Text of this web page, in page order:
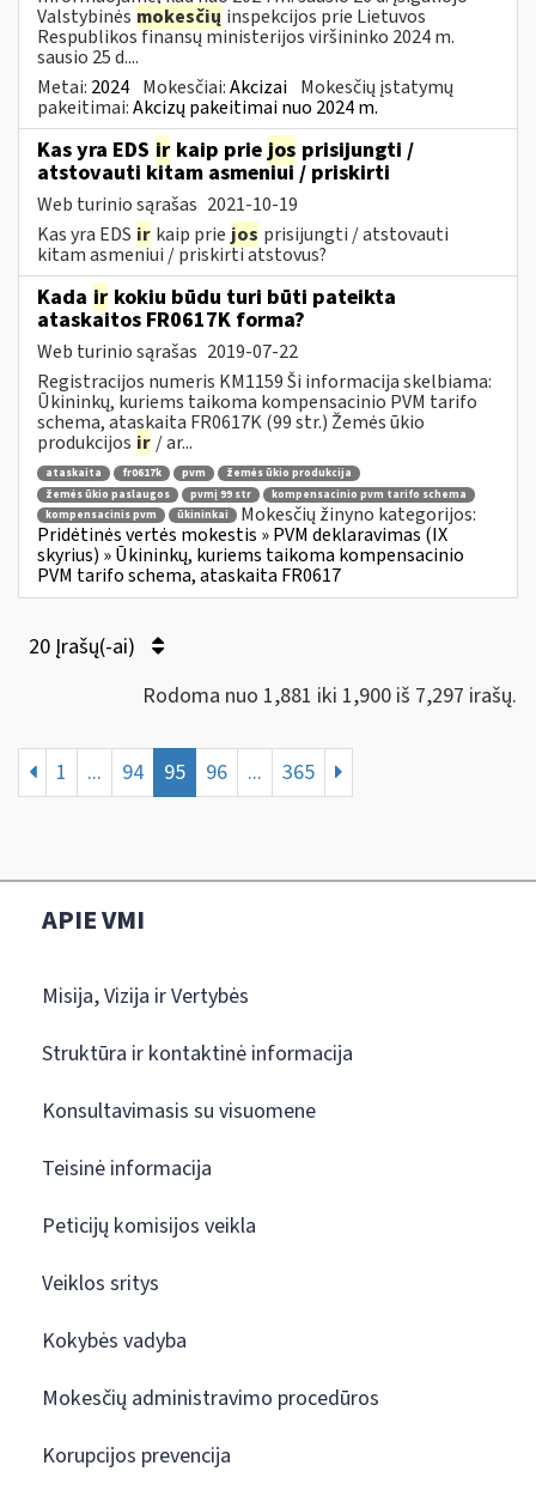
Valstybinės mokesčių inspekcijos prie Lietuvos
Respublikos finansų ministerijos viršininko 2024 m.
sausio 25 d....
Metai: 2024 Mokesčiai:Akcizai Mokesčių įstatymų
pakeitimai:Akcizų pakeitimai nuo 2024 m.
Kas yra EDS ir kaip prie jos prisijungti /
atstovauti kitam asmeniui / priskirti
Web turinio sąrašas 2021-10-19
Kas yra EDS ir kaip prie jos prisijungti / atstovauti
kitam asmeniui / priskirti atstovus?
Kada ir kokiu būdu turi būti pateikta
ataskaitos FR0617K forma?
Web turinio sąrašas 2019-07-22
Registracijos numeris KM1159 Ši informacija skelbiama:
Ūkininkų, kuriems taikoma kompensacinio PVM tarifo
schema, ataskaita FR0617K (99 str.) Žemės ūkio
produkcijos ir / ar...
ataskaita fr0617k pvm
žemės ūkio produkcija
žemės ūkio paslaugos
pvmį 99 str
kompensacinio pvm tarifo schema
kompensacinis pvm
ūkininkai
Mokesčių žinyno kategorijos:
Pridėtinės vertės mokestis » PVM deklaravimas (IX
skyrius) » Ūkininkų, kuriems taikoma kompensacinio
PVM tarifo schema, ataskaita FR0617
20 Įrašų(-ai)
Rodoma nuo 1,881 iki 1,900 iš 7,297 irašų.
1 ... 94 95 96 ... 365
APIE VMI
Misija, Vizija ir Vertybės
Struktūra ir kontaktinė informacija
Konsultavimasis su visuomene
Teisinė informacija
Peticijų komisijos veikla
Veiklos sritys
Kokybės vadyba
Mokesčių administravimo procedūros
Korupcijos prevencija